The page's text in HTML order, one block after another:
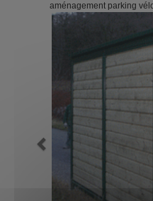
aménagement parking
Previous